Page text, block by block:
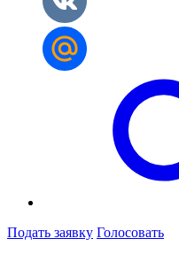
Подать заявку Голосовать